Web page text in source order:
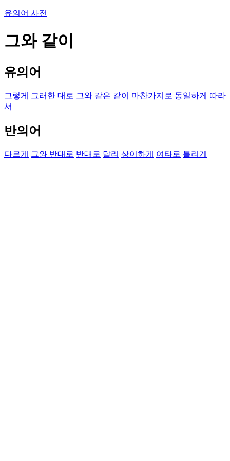
유의어 사전
그와 같이
유의어
그렇게 그러한 대로 그와 같은 같이 마찬가지로 동일하게 따라
서
반의어
다르게 그와 반대로 반대로 달리 상이하게 여타로 틀리게